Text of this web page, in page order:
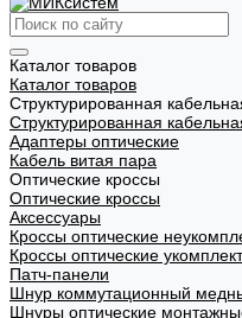
Каталог товаров
Каталог товаров
Структурированная
Структурированная
Адаптеры оптические
Кабель витая пара
Оптические кроссы
Оптические кроссы
Аксессуары
Кроссы оптические
Кроссы оптические
Патч-панели
Шнур коммутационный
Шнуры оптические